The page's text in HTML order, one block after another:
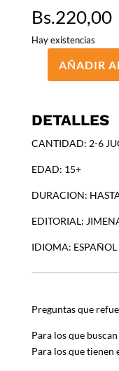
Bs.220,00
Hay existencias
LA
AÑADIR
DETALLES
CANTIDAD: 2-6
EDAD: 15+
DURACION:
EDITORIAL:
IDIOMA: ESPAÑOL
Preguntas que
Para los que
Para los que